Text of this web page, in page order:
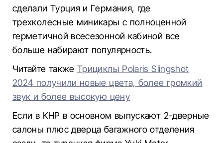
сделали Турция и Германия, где
трехколесные миникары с полноценной
герметичной всесезонной кабиной все
больше набирают популярность.
Читайте такжеТрициклы Polaris Slingshot
2024 получили новые цвета, более громкий
звук и более высокую цену
Если в КНР в основном выпускают 2-дверные
салоны плюс дверца багажного отделения